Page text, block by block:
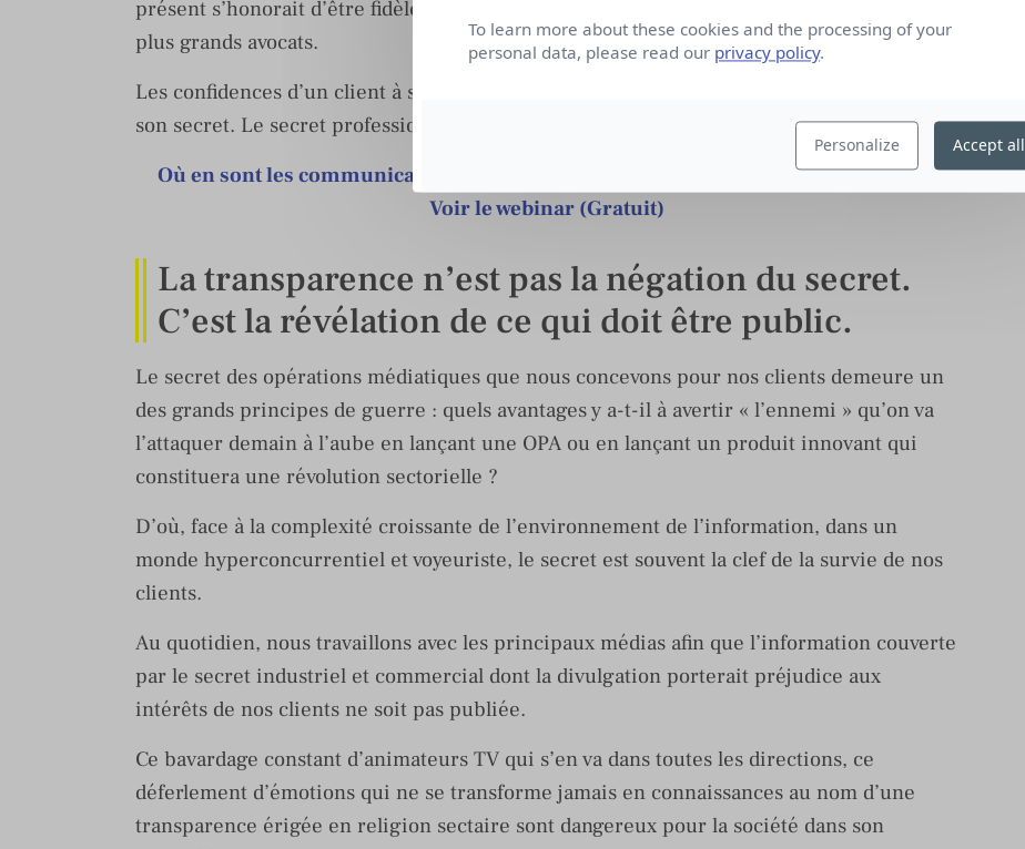
présent s’honorait d’être fidèle dans le monde entier en agissant notamment auprès des
plus grands avocats.
Les confidences d’un client à son conseiller en communication de crise doivent rester
son secret. Le secret professionnel est aussi une pudeur envers l’émotion de son client.
Où en sont les communicants face à la transformation digitale de leurs métiers ?
Voir le webinar (Gratuit)
La transparence n’est pas la négation du secret.
C’est la révélation de ce qui doit être public.
Le secret des opérations médiatiques que nous concevons pour nos clients demeure un
des grands principes de guerre : quels avantages y a-t-il à avertir « l’ennemi » qu’on va
l’attaquer demain à l’aube en lançant une OPA ou en lançant un produit innovant qui
constituera une révolution sectorielle ?
D’où, face à la complexité croissante de l’environnement de l’information, dans un
monde hyperconcurrentiel et voyeuriste, le secret est souvent la clef de la survie de nos
clients.
Au quotidien, nous travaillons avec les principaux médias afin que l’information couverte
par le secret industriel et commercial dont la divulgation porterait préjudice aux
intérêts de nos clients ne soit pas publiée.
Ce bavardage constant d’animateurs TV qui s’en va dans toutes les directions, ce
déferlement d’émotions qui ne se transforme jamais en connaissances au nom d’une
transparence érigée en religion sectaire sont dangereux pour la société dans son
To learn more about these cookies and the processing of your
personal data, please read our privacy policy.
Personalize Accept all